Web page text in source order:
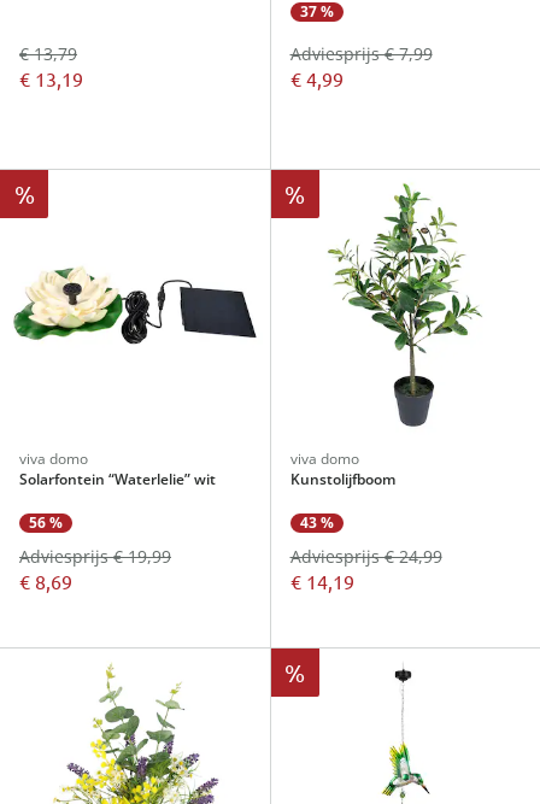
€ 13,79
€ 13,19
37 %
€ 4,99
Adviesprijs € 7,99
%
viva domo
Solarfontein “Waterlelie” wit
56 %
€ 8,69
Adviesprijs € 19,99
%
viva domo
Kunstolijfboom
43 %
€ 14,19
Adviesprijs € 24,99
%